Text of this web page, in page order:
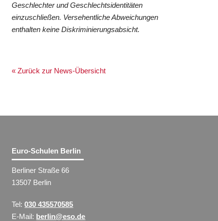
Geschlechter und Geschlechtsidentitäten
einzuschließen. Versehentliche Abweichungen
enthalten keine Diskriminierungsabsicht.
« Zurück zur News-Übersicht
Euro-Schulen Berlin
Berliner Straße 66
13507 Berlin
Tel:030 435570585
E-Mail: berlin@eso.de